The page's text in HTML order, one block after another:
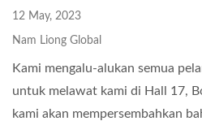
12 May, 2023
Nam Liong Global
Kami mengalu-alukan semua
untuk melawat kami di Hall 17,
kami akan mempersembahkan